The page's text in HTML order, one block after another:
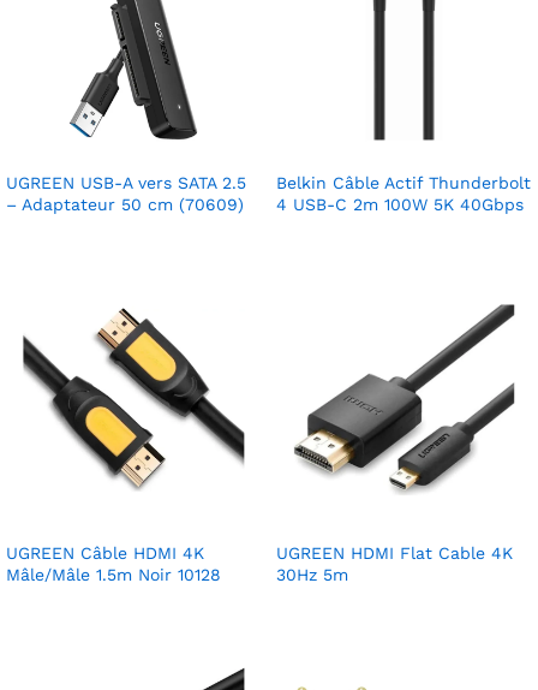
UGREEN USB-A vers SATA 2.5
– Adaptateur 50 cm (70609)
Belkin Câble Actif Thunderbolt
4 USB-C 2m 100W 5K 40Gbps
UGREEN Câble HDMI 4K
Mâle/Mâle 1.5m Noir 10128
UGREEN HDMI Flat Cable 4K
30Hz 5m